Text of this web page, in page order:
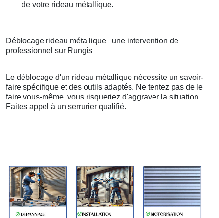
de votre rideau métallique.
Déblocage rideau métallique : une intervention de
professionnel sur Rungis
Le déblocage d'un rideau métallique nécessite un savoir-
faire spécifique et des outils adaptés. Ne tentez pas de le
faire vous-même, vous risqueriez d'aggraver la situation.
Faites appel à un serrurier qualifié.